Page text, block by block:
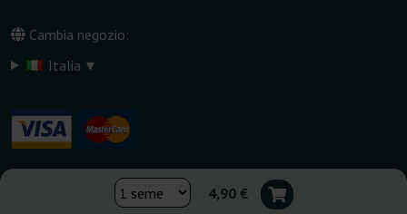
4,90 €
Cambia negozio:
Italia ▾